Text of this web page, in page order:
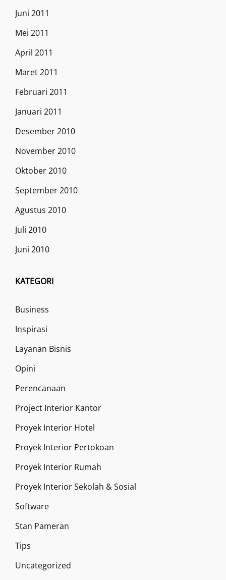
Juni 2011
Mei 2011
April 2011
Maret 2011
Februari 2011
Januari 2011
Desember 2010
November 2010
Oktober 2010
September 2010
Agustus 2010
Juli 2010
Juni 2010
KATEGORI
Business
Inspirasi
Layanan Bisnis
Opini
Perencanaan
Project Interior Kantor
Proyek Interior Hotel
Proyek Interior Pertokoan
Proyek Interior Rumah
Proyek Interior Sekolah & Sosial
Software
Stan Pameran
Tips
Uncategorized